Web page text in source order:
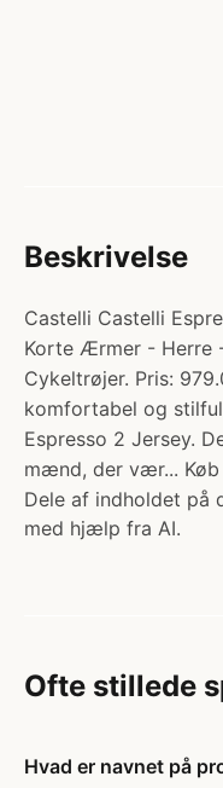
Beskrivelse
Castelli Castelli
Korte Ærmer - Herre
Cykeltrøjer. Pris:
komfortabel og
Espresso 2 Jersey.
mænd, der vær...
Dele af indholdet på
med hjælp fra AI.
Ofte stillede
Hvad er navnet på